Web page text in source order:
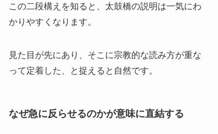
この二段構えを知ると、太鼓橋の説明は一気にわ
かりやすくなります。
見た目が先にあり、そこに宗教的な読み方が重な
って定着した、と捉えると自然です。
なぜ急に反らせるのかが意味に直結する